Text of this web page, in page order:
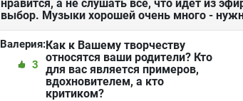
нравится, а не слушать все, что идет из
выбор. Музыки хорошей очень много -
Валерия:
3
Как к Вашему творчеству
относятся ваши родители? Кто
для вас является примеров,
вдохновителем, а кто
критиком?